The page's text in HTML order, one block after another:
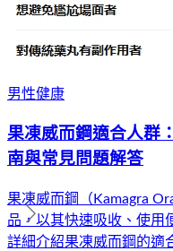
男性健康
果凍威而鋼適合人群
南與常見問題解答
果凍威而鋼（Kamagra
品，以其快速吸收、使用
詳細介紹果凍威而鋼的適